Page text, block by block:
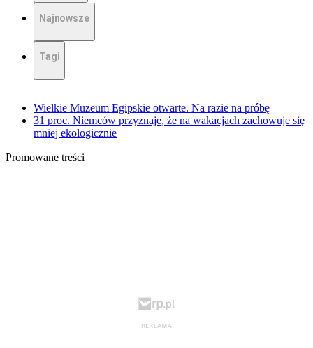
Najnowsze
Tagi
Wielkie Muzeum Egipskie otwarte. Na razie na próbę
31 proc. Niemców przyznaje, że na wakacjach zachowuje się
mniej ekologicznie
Promowane treści